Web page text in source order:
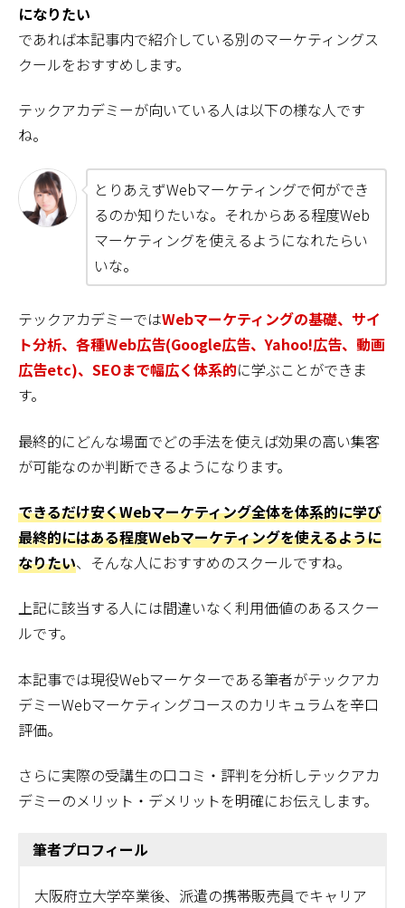
になりたい
であれば本記事内で紹介している別のマーケティングス
クールをおすすめします。
テックアカデミーが向いている人は以下の様な人です
ね。
とりあえずWebマーケティングで何ができ
るのか知りたいな。それからある程度Web
マーケティングを使えるようになれたらい
いな。
テックアカデミーではWebマーケティングの基礎、サイ
ト分析、各種Web広告(Google広告、Yahoo!広告、動画
広告etc)、SEOまで幅広く体系的に学ぶことができま
す。
最終的にどんな場面でどの手法を使えば効果の高い集客
が可能なのか判断できるようになります。
できるだけ安くWebマーケティング全体を体系的に学び
最終的にはある程度Webマーケティングを使えるように
なりたい、そんな人におすすめのスクールですね。
上記に該当する人には間違いなく利用価値のあるスクー
ルです。
本記事では現役Webマーケターである筆者がテックアカ
デミーWebマーケティングコースのカリキュラムを辛口
評価。
さらに実際の受講生の口コミ・評判を分析しテックアカ
デミーのメリット・デメリットを明確にお伝えします。
筆者プロフィール
大阪府立大学卒業後、派遣の携帯販売員でキャリア